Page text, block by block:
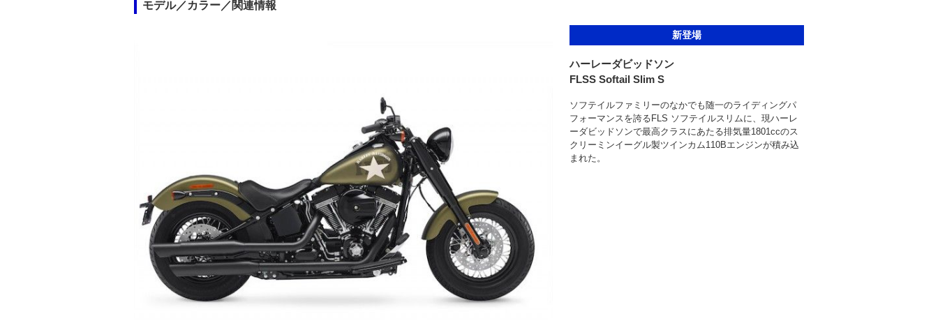
モデル／カラー／関連情報
新登場
ハーレーダビッドソン
FLSS Softail Slim S
ソフテイルファミリーのなかでも随一のライディングパ
フォーマンスを誇るFLS ソフテイルスリムに、現ハーレ
ーダビッドソンで最高クラスにあたる排気量1801ccのス
クリーミンイーグル製ツインカム110Bエンジンが積み込
まれた。